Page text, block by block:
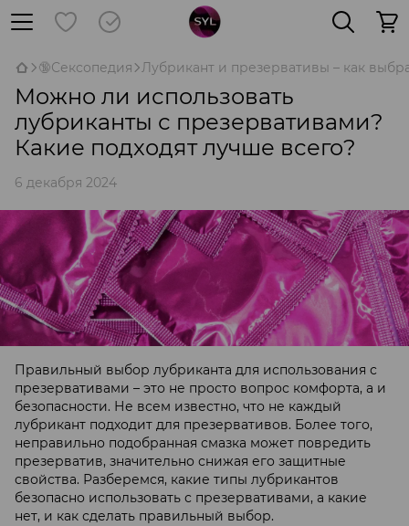
🔞Сексопедия Лубрикант и презервативы – как
Можно ли использовать
лубриканты с презервативами?
Какие подходят лучше всего?
6 декабря 2024
Правильный выбор лубриканта для использования с
презервативами – это не просто вопрос комфорта, а и
безопасности. Не всем известно, что не каждый
лубрикант подходит для презервативов. Более того,
неправильно подобранная смазка может повредить
презерватив, значительно снижая его защитные
свойства. Разберемся, какие типы лубрикантов
безопасно использовать с презервативами, а какие
нет, и как сделать правильный выбор.